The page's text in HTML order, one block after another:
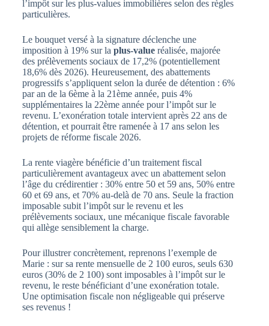
l’impôt sur les plus-values immobilières selon des règles
particulières.
Le bouquet versé à la signature déclenche une
imposition à 19% sur la plus-valueréalisée, majorée
des prélèvements sociaux de 17,2% (potentiellement
18,6% dès 2026). Heureusement, des abattements
progressifs s’appliquent selon la durée de détention : 6%
par an de la 6ème à la 21ème année, puis 4%
supplémentaires la 22ème année pour l’impôt sur le
revenu. L’exonération totale intervient après 22 ans de
détention, et pourrait être ramenée à 17 ans selon les
projets de réforme fiscale 2026.
La rente viagère bénéficie d’un traitement fiscal
particulièrement avantageux avec un abattement selon
l’âge du crédirentier : 30% entre 50 et 59 ans, 50% entre
60 et 69 ans, et 70% au-delà de 70 ans. Seule la fraction
imposable subit l’impôt sur le revenu et les
prélèvements sociaux, une mécanique fiscale favorable
qui allège sensiblement la charge.
Pour illustrer concrètement, reprenons l’exemple de
Marie : sur sa rente mensuelle de 2 100 euros, seuls 630
euros (30% de 2 100) sont imposables à l’impôt sur le
revenu, le reste bénéficiant d’une exonération totale.
Une optimisation fiscale non négligeable qui préserve
ses revenus !